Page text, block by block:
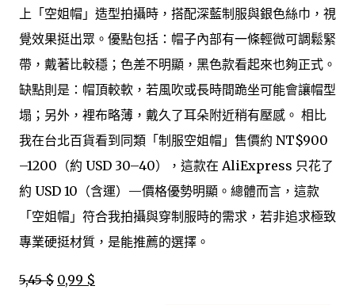
上「空姐帽」造型拍攝時，搭配深藍制服與銀色絲巾，視
覺效果挺出眾。優點包括：帽子內部有一條輕微可調鬆緊
帶，戴著比較穩；色差不明顯，黑色款看起來也夠正式。
缺點則是：帽頂較軟，若風吹或長時間跪坐可能會讓帽型
塌；另外，裡布略薄，戴久了耳朵附近稍有壓感。 相比
我在台北百貨看到同類「制服空姐帽」售價約 NT$900
–1200（約 USD 30–40），這款在 AliExpress 只花了
約 USD 10（含運）—價格優勢明顯。總體而言，這款
「空姐帽」符合我拍攝與穿制服時的需求，若非追求極致
專業硬挺材質，是能推薦的選擇。
5,45 $ 0,99 $